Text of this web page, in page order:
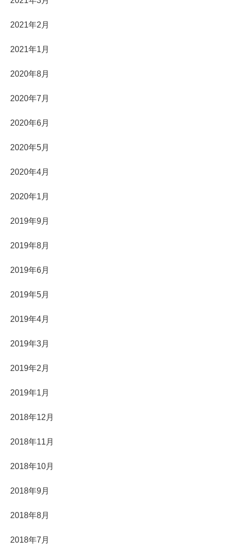
2021年2月
2021年1月
2020年8月
2020年7月
2020年6月
2020年5月
2020年4月
2020年1月
2019年9月
2019年8月
2019年6月
2019年5月
2019年4月
2019年3月
2019年2月
2019年1月
2018年12月
2018年11月
2018年10月
2018年9月
2018年8月
2018年7月